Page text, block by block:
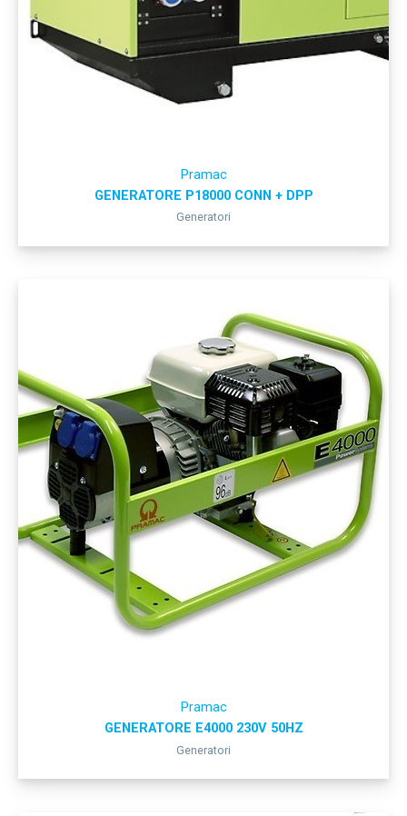
Pramac
GENERATORE P18000 CONN + DPP
Generatori
Pramac
GENERATORE E4000 230V 50HZ
Generatori